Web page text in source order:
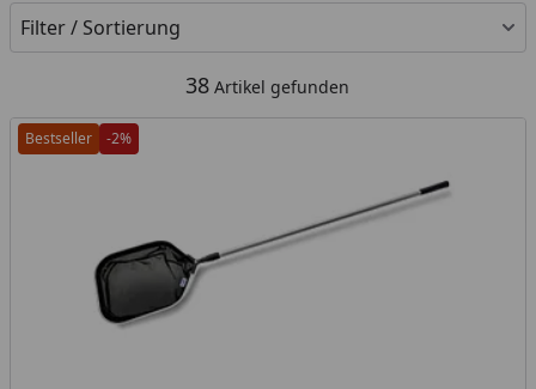
Filter / Sortierung
38 Artikel gefunden
Bestseller -2%